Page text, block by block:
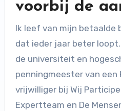
voorbij de
Ik leef van mijn betaalde
dat ieder jaar beter
de universiteit en
penningmeester van
vrijwilliger bij Wij
Expertteam en De